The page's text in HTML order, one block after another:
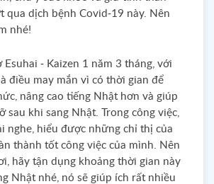
qua dịch bệnh Covid-19 này. Nên
nhé!
Esuhai - Kaizen 1 năm 3 tháng, với
điều may mắn vì có thời gian để
nâng cao tiếng Nhật hơn và giúp
sau khi sang Nhật. Trong công việc,
nghe, hiểu được những chỉ thị của
thành tốt công việc của mình. Nên
hãy tận dụng khoảng thời gian này
Nhật nhé, nó sẽ giúp ích rất nhiều